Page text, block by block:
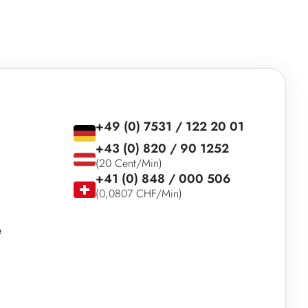
+49 (0) 7531 / 122 20 01
+43 (0) 820 / 90 1252
(20 Cent/Min)
+41 (0) 848 / 000 506
(0,0807 CHF/Min)